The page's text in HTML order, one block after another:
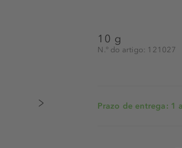
10 g
N.° do artigo: 121027
Prazo de entrega: 1